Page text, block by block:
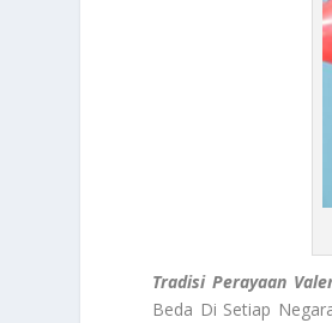
Tradisi Perayaan
Beda Di Setiap